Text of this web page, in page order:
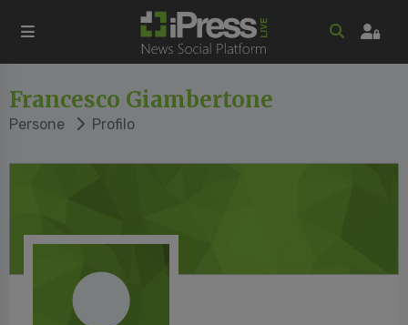
Francesco Giambertone
Persone Profilo